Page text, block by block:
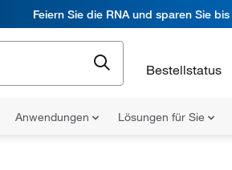
Feiern Sie die RNA und sparen Sie
Bestellstatus
Anwendungen Lösungen für Sie